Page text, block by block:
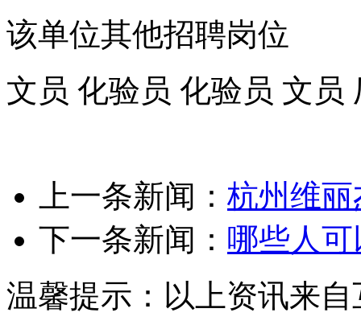
该单位其他招聘岗位
文员 化验员 化验员 文员
上一条新闻： 杭州维
下一条新闻： 哪些人
温馨提示：以上资讯来